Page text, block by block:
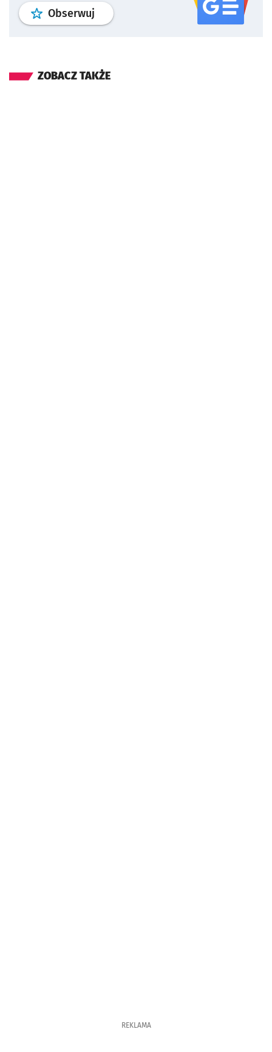
Obserwuj profil serwisu
ZOBACZ TAKŻE
REKLAMA